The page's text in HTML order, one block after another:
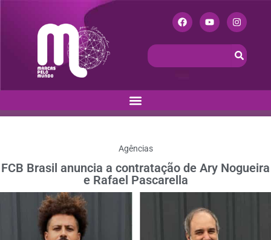
Agências
FCB Brasil anuncia a contratação de Ary Nogueira
e Rafael Pascarella